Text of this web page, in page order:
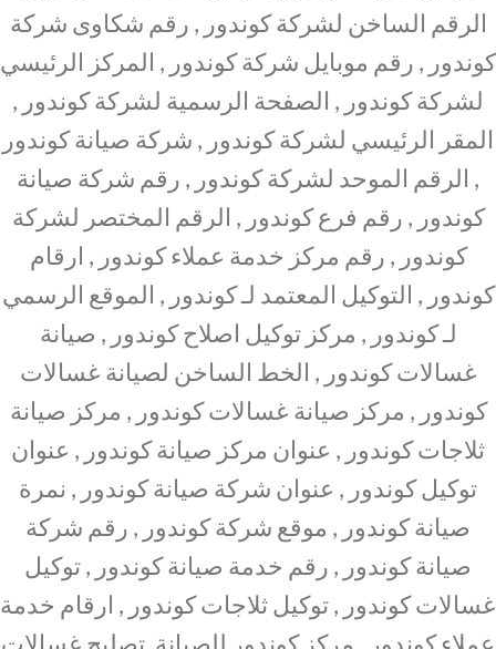
الرقم الساخن لشركة كوندور , رقم شكاوى شركة
كوندور , رقم موبايل شركة كوندور , المركز الرئيسي
لشركة كوندور , الصفحة الرسمية لشركة كوندور ,
المقر الرئيسي لشركة كوندور , شركة صيانة كوندور
, الرقم الموحد لشركة كوندور , رقم شركة صيانة
كوندور , رقم فرع كوندور , الرقم المختصر لشركة
كوندور , رقم مركز خدمة عملاء كوندور , ارقام
كوندور , التوكيل المعتمد لـ كوندور , الموقع الرسمي
لـ كوندور , مركز توكيل اصلاح كوندور , صيانة
غسالات كوندور , الخط الساخن لصيانة غسالات
كوندور , مركز صيانة غسالات كوندور , مركز صيانة
ثلاجات كوندور , عنوان مركز صيانة كوندور , عنوان
توكيل كوندور , عنوان شركة صيانة كوندور , نمرة
صيانة كوندور , موقع شركة كوندور , رقم شركة
صيانة كوندور , رقم خدمة صيانة كوندور , توكيل
غسالات كوندور , توكيل ثلاجات كوندور , ارقام خدمة
عملاء كوندور , مركز كوندور للصيانة, تصليح غسالات